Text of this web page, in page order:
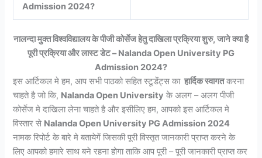
Admission 2024?
नालन्दा मुक्त विश्वविद्यालय के पीजी कोर्सेज हेतु दाखिला प्रक्रिया शुरु, जाने क्या है
पूरी प्रक्रिया और लास्ट डेट – Nalanda Open University PG
Admission 2024?
इस आर्टिकल मे हम, आप सभी पाठको सहित स्टूडेंट्स का हार्दिक स्वागतकरना
चाहते है जो कि, Nalanda Open University के अलग – अलग पीजी
कोर्सेज मे दाखिला लेना चाहते है और इसीलिए हम, आपको इस आर्टिकल मे
विस्तार से Nalanda Open University PG Admission 2024
नामक रिपोर्ट के बारे मे बतायेगें जिसकी पूरी विस्तृत जानकारी प्राप्त करने के
लिए आपको हमारे साथ बने रहना होगा ताकि आप पूरी – पूरी जानकारी प्राप्त कर